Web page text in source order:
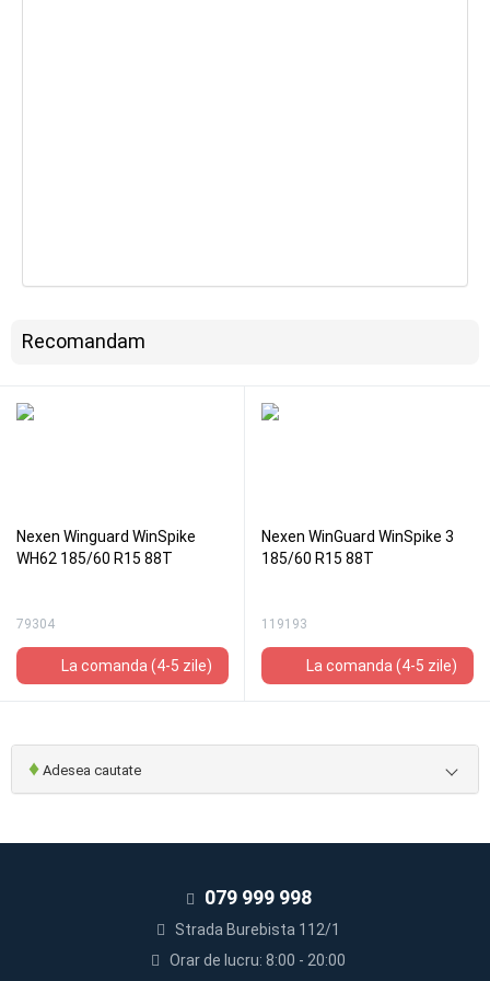
Recomandam
Nexen Winguard WinSpike
WH62 185/60 R15 88T
79304
La comanda (4-5 zile)
Nexen WinGuard WinSpike 3
185/60 R15 88T
119193
La comanda (4-5 zile)
♦ Adesea cautate
079 999 998
Strada Burebista 112/1
Orar de lucru: 8:00 - 20:00